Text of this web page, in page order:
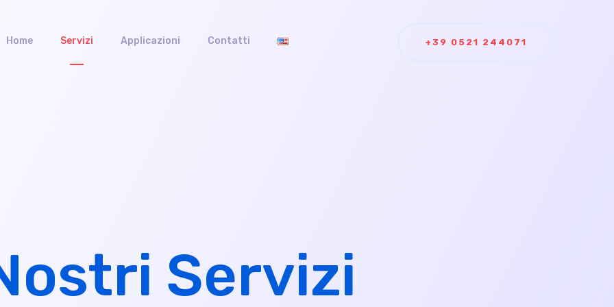
Home Servizi Applicazioni Contatti +39 0521 244071
Servizi